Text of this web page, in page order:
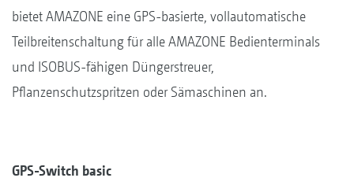
bietet AMAZONE eine GPS-basierte, vollautomatische
Teilbreitenschaltung für alle AMAZONE Bedienterminals
und ISOBUS-fähigen Düngerstreuer,
Pflanzenschutzspritzen oder Sämaschinen an.
GPS-Switch basic